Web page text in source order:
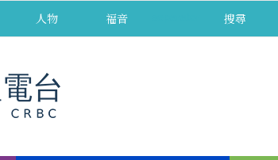
人物 福音 搜尋